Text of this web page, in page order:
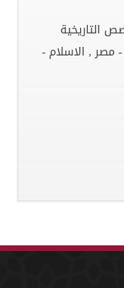
التاريخية
مصر , الاسلام -